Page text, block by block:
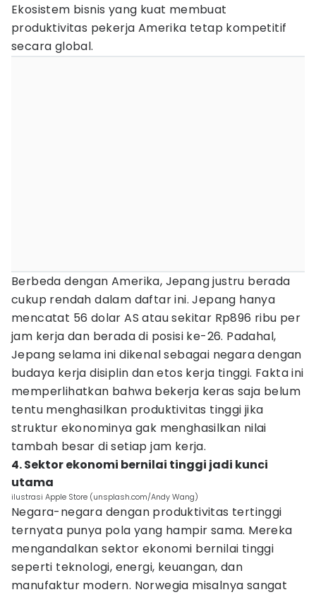
Ekosistem bisnis yang kuat membuat
produktivitas pekerja Amerika tetap kompetitif
secara global.
Berbeda dengan Amerika, Jepang justru berada
cukup rendah dalam daftar ini. Jepang hanya
mencatat 56 dolar AS atau sekitar Rp896 ribu per
jam kerja dan berada di posisi ke-26. Padahal,
Jepang selama ini dikenal sebagai negara dengan
budaya kerja disiplin dan etos kerja tinggi. Fakta ini
memperlihatkan bahwa bekerja keras saja belum
tentu menghasilkan produktivitas tinggi jika
struktur ekonominya gak menghasilkan nilai
tambah besar di setiap jam kerja.
4. Sektor ekonomi bernilai tinggi jadi kunci
utama
ilustrasi Apple Store (unsplash.com/Andy Wang)
Negara-negara dengan produktivitas tertinggi
ternyata punya pola yang hampir sama. Mereka
mengandalkan sektor ekonomi bernilai tinggi
seperti teknologi, energi, keuangan, dan
manufaktur modern. Norwegia misalnya sangat